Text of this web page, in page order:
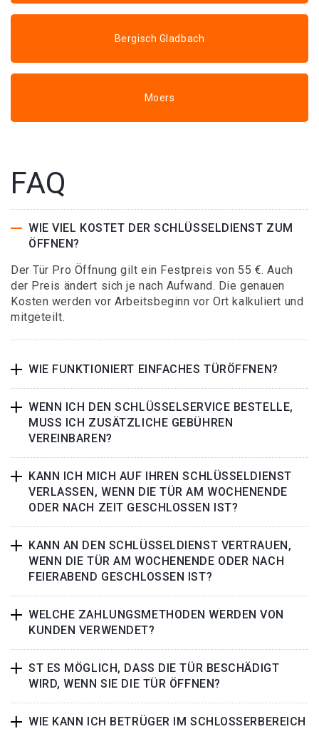
Bergisch Gladbach
Moers
FAQ
WIE VIEL KOSTET DER SCHLÜSSELDIENST ZUM
ÖFFNEN?
Der Tür Pro Öffnung gilt ein Festpreis von 55 €. Auch
der Preis ändert sich je nach Aufwand. Die genauen
Kosten werden vor Arbeitsbeginn vor Ort kalkuliert und
mitgeteilt.
WIE FUNKTIONIERT EINFACHES TÜRÖFFNEN?
WENN ICH DEN SCHLÜSSELSERVICE BESTELLE,
MUSS ICH ZUSÄTZLICHE GEBÜHREN
VEREINBAREN?
KANN ICH MICH AUF IHREN SCHLÜSSELDIENST
VERLASSEN, WENN DIE TÜR AM WOCHENENDE
ODER NACH ZEIT GESCHLOSSEN IST?
KANN AN DEN SCHLÜSSELDIENST VERTRAUEN,
WENN DIE TÜR AM WOCHENENDE ODER NACH
FEIERABEND GESCHLOSSEN IST?
WELCHE ZAHLUNGSMETHODEN WERDEN VON
KUNDEN VERWENDET?
ST ES MÖGLICH, DASS DIE TÜR BESCHÄDIGT
WIRD, WENN SIE DIE TÜR ÖFFNEN?
WIE KANN ICH BETRÜGER IM SCHLOSSERBEREICH